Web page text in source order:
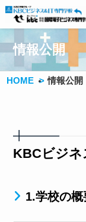
情報公開
HOME 情報公開
KBCビジネ
1.学校の